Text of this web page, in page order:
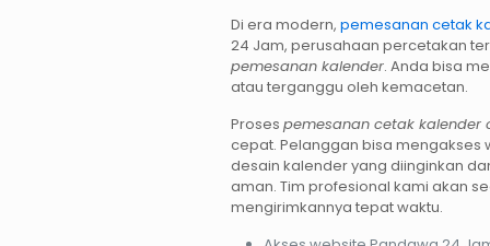
Di era modern, pemesanan cetak
24 Jam, perusahaan percetakan
pemesanan kalender. Anda bisa
atau terganggu oleh kemacetan.
Proses pemesanan cetak kalender
cepat. Pelanggan bisa mengakses
desain kalender yang diinginkan
aman. Tim profesional kami akan
mengirimkannya tepat waktu.